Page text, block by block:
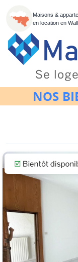
Maisons &
en location en
NOS